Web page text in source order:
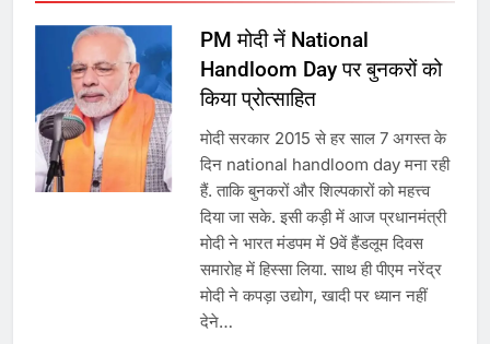
PM मोदी नें National
Handloom Day पर बुनकरों को
किया प्रोत्साहित
मोदी सरकार 2015 से हर साल 7 अगस्त के
दिन national handloom day मना रही
हैं. ताकि बुनकरों और शिल्पकारों को महत्त्व
दिया जा सके. इसी कड़ी में आज प्रधानमंत्री
मोदी ने भारत मंडपम में 9वें हैंडलूम दिवस
समारोह में हिस्सा लिया. साथ ही पीएम नरेंद्र
मोदी ने कपड़ा उद्योग, खादी पर ध्यान नहीं
देने…
चुनाव से पहले लालू परिवार पर बड़ा झटका,
दिल्ली कोर्ट ने IRCTC घोटाले में आरोप
तय किए
सुप्रीम कोर्ट ने राहुल गांधी के ‘वोट चोरी’
के आरोप खारिज किए, शेखपुरा में पीएम की
मां को गाली पर कोर्ट का समन जारी